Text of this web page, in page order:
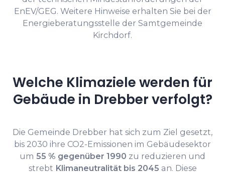
EnEV/GEG. Weitere Hinweise erhalten Sie bei der
Energieberatungsstelle der Samtgemeinde
Kirchdorf.
Welche Klimaziele werden für
Gebäude in Drebber verfolgt?
Die Gemeinde Drebber hat sich zum Ziel gesetzt,
bis 2030 ihre CO2-Emissionen im Gebäudesektor
um 55 % gegenüber 1990 zu reduzieren und
strebt Klimaneutralität bis 2045 an. Diese